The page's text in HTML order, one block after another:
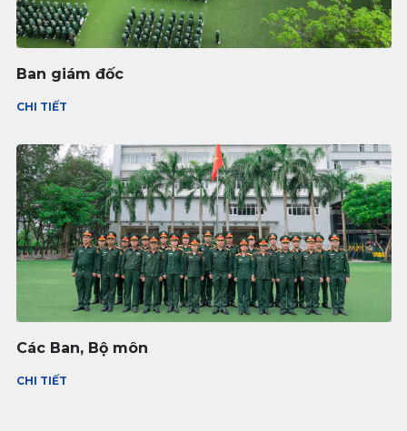
Ban giám đốc
CHI TIẾT
Các Ban, Bộ môn
CHI TIẾT